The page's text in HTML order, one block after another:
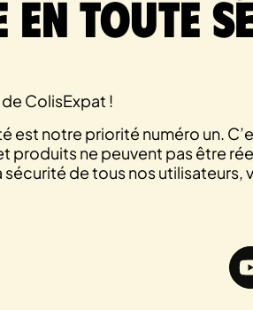
en Toute
ColisExpat !
est notre priorité numéro un.
produits ne peuvent pas être
de tous nos utilisateurs,